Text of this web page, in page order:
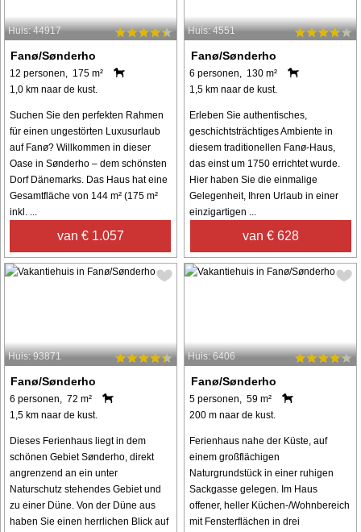
Huis: 44917
Fanø/Sønderho
12 personen, 175 m²
1,0 km naar de kust.
Suchen Sie den perfekten Rahmen
für einen ungestörten Luxusurlaub
auf Fanø? Willkommen in dieser
Oase in Sønderho – dem schönsten
Dorf Dänemarks. Das Haus hat eine
Gesamtfläche von 144 m² (175 m²
inkl. ...
van € 1.057
Huis: 4551
Fanø/Sønderho
6 personen, 130 m²
1,5 km naar de kust.
Erleben Sie authentisches,
geschichtsträchtiges Ambiente in
diesem traditionellen Fanø-Haus,
das einst um 1750 errichtet wurde.
Hier haben Sie die einmalige
Gelegenheit, Ihren Urlaub in einer
einzigartigen ...
van € 628
Huis: 93871
Fanø/Sønderho
6 personen, 72 m²
1,5 km naar de kust.
Dieses Ferienhaus liegt in dem
schönen Gebiet Sønderho, direkt
angrenzend an ein unter
Naturschutz stehendes Gebiet und
zu einer Düne. Von der Düne aus
haben Sie einen herrlichen Blick auf
Huis: 6406
Fanø/Sønderho
5 personen, 59 m²
200 m naar de kust.
Ferienhaus nahe der Küste, auf
einem großflächigen
Naturgrundstück in einer ruhigen
Sackgasse gelegen. Im Haus
offener, heller Küchen-/Wohnbereich
mit Fensterflächen in drei